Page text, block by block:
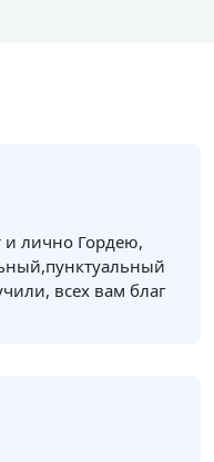
лично Гордею,
всех вам благ